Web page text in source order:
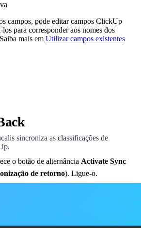
campos, pode editar campos ClickUp
los para corresponder aos nomes dos
mais em Utilizar campos existentes
sincroniza as classificações de
o botão de alternância Activate Sync
de retorno). Ligue-o.